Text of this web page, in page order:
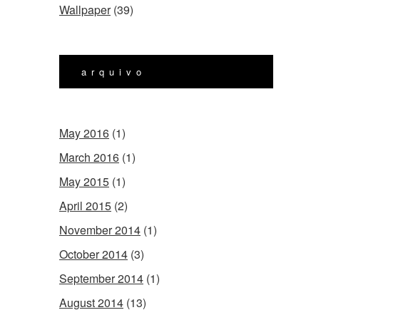
Wallpaper(39)
arquivo
May 2016 (1)
March 2016 (1)
May 2015 (1)
April 2015 (2)
November 2014 (1)
October 2014 (3)
September 2014 (1)
August 2014 (13)